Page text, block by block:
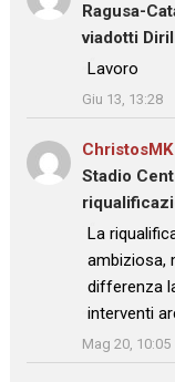
Ragusa-
viadotti
: “Lavoro
”
Giu 13, 13:28
ChristosMK
Stadio
: “La
ambiziosa,
differenza
interventi
”
Mag 20, 10:05